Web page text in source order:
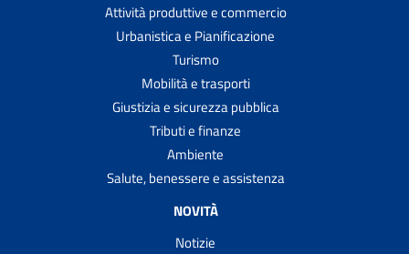
Attività produttive e commercio
Urbanistica e Pianificazione
Turismo
Mobilità e trasporti
Giustizia e sicurezza pubblica
Tributi e finanze
Ambiente
Salute, benessere e assistenza
NOVITÀ
Notizie